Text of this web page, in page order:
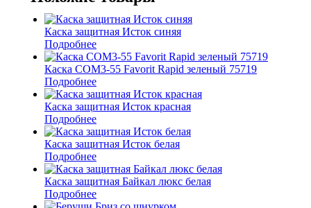
Каска защитная Исток синяя
Подробнее
Каска СОМ3-55 Favorit Rapid зеленый 75719
Подробнее
Каска защитная Исток красная
Подробнее
Каска защитная Исток белая
Подробнее
Каска защитная Байкал люкс белая
Подробнее